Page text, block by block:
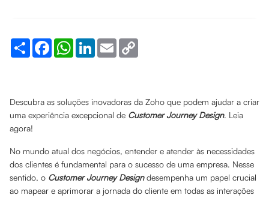
Share FacebookWhatsApp
LinkedInEmail
Descubra as soluções inovadoras da Zoho que podem ajudar a criar
uma experiência excepcional de Customer Journey Design. Leia
agora!
No mundo atual dos negócios, entender e atender às necessidades
dos clientes é fundamental para o sucesso de uma empresa. Nesse
sentido, o Customer Journey Designdesempenha um papel crucial
ao mapear e aprimorar a jornada do cliente em todas as interações